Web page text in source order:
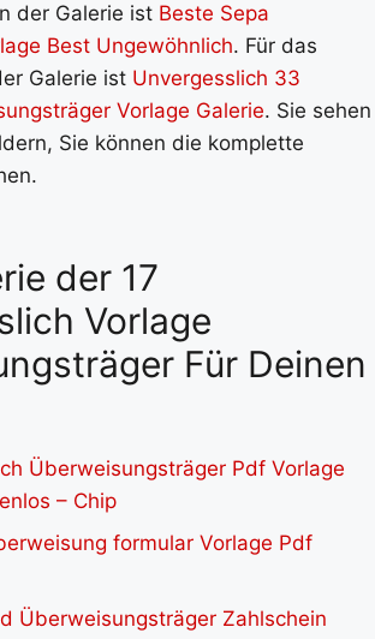
der Galerie ist Beste Sepa
Best Ungewöhnlich. Für das
Galerie ist Unvergesslich 33
Vorlage Galerie. Sie sehen
Sie können die komplette
der 17
Vorlage
Für Deinen